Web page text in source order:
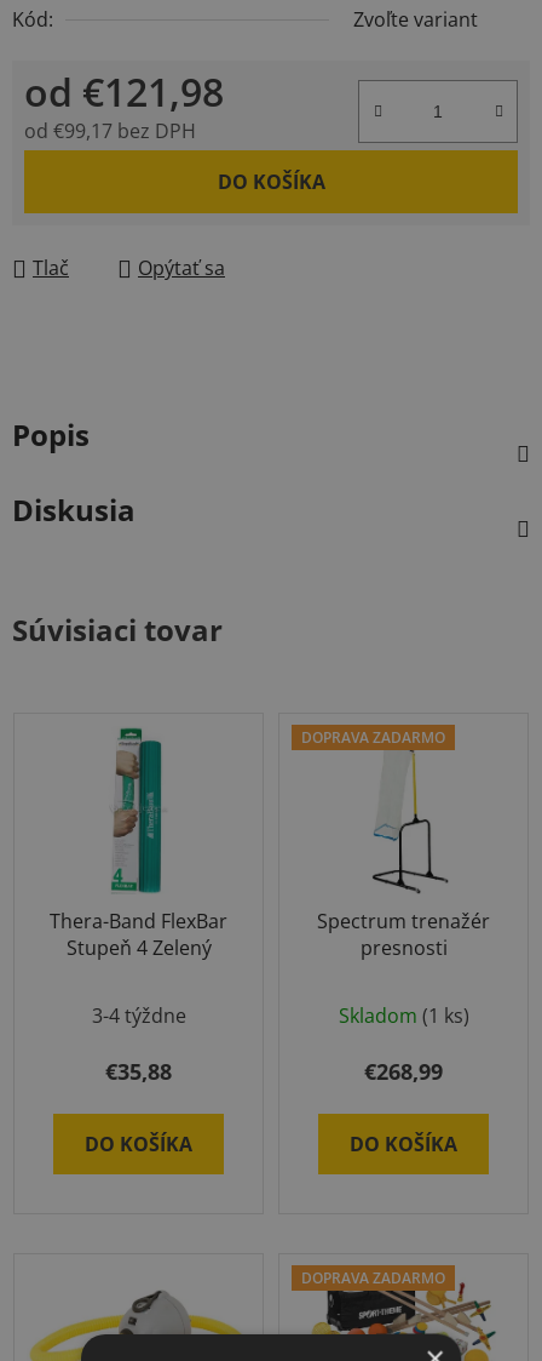
Kód:
Zvoľte variant
od €121,98
od €99,17 bez DPH
DO KOŠÍKA
Tlač Opýtať sa
Popis
Diskusia
Súvisiaci tovar
Thera-Band FlexBar
Stupeň 4 Zelený
hodnotenie
produktu
5,0
z
3-4 týždne
€35,88
DO KOŠÍKA
DOPRAVA ZADARMO
Spectrum trenažér
presnosti
Skladom (1 ks)
€268,99
DO KOŠÍKA
DOPRAVA ZADARMO